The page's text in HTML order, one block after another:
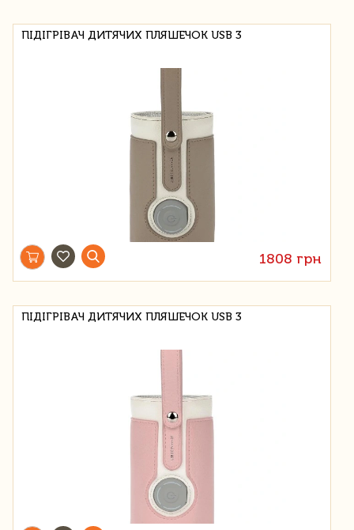
ПІДІГРІВАЧ ДИТЯЧИХ ПЛЯШЕЧОК USB 3
1808 грн
ПІДІГРІВАЧ ДИТЯЧИХ ПЛЯШЕЧОК USB 3